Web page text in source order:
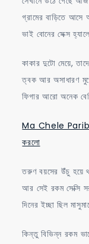
গ্রামের বাড়িতে আসে
ভাই বোনের সেক্স
কাকার দুটো মেয়ে,
ত্বক আর অসাধারণ
ফিগার আরো অনেক
Ma Chele
করলো
তরুণ বয়সের উঁচু হয়ে
আর সেই রকম সেক্সি
দিনের ইচ্ছা ছিল
কিন্তু বিভিন্ন রকম